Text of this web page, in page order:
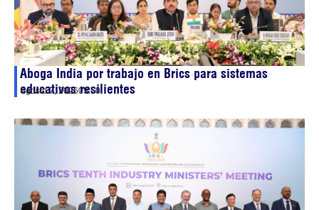
Aboga India por trabajo en Brics para sistemas
educativos resilientes
agosto 7, 202605:50